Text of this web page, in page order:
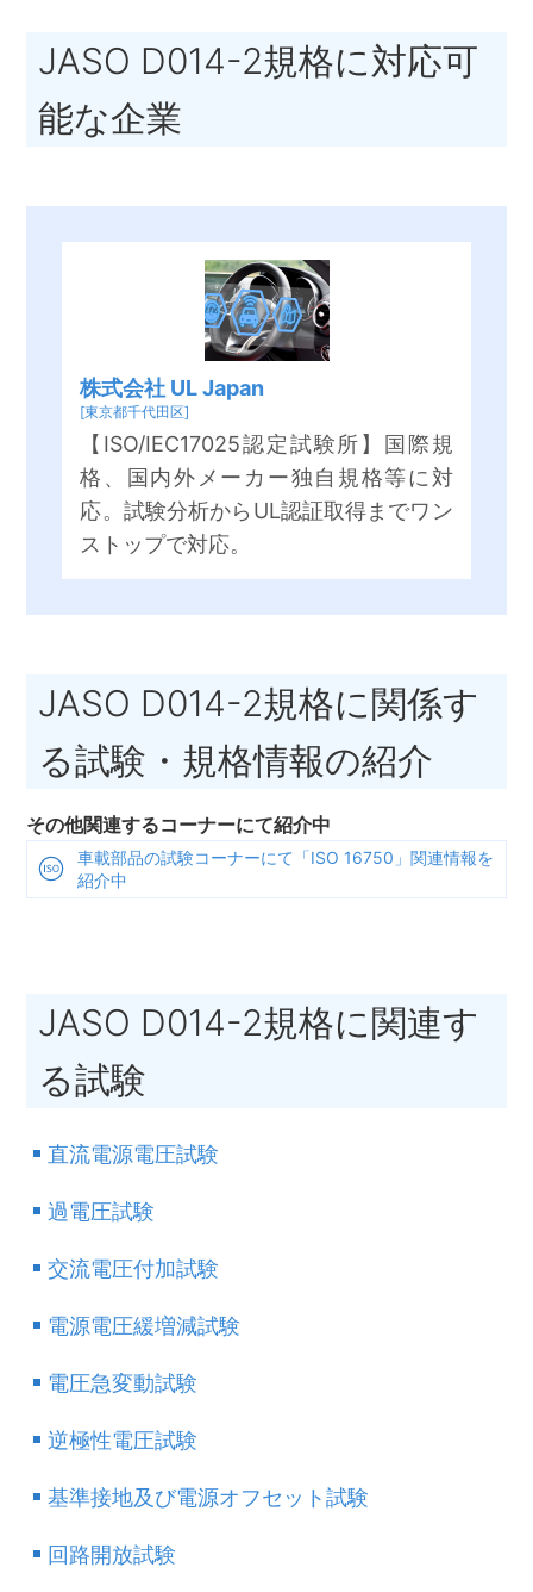
JASO D014-2規格に対応可
能な企業
株式会社 UL Japan
[東京都千代田区]
【ISO/IEC17025認定試験所】国際規
格、国内外メーカー独自規格等に対
応。試験分析からUL認証取得までワン
ストップで対応。
JASO D014-2規格に関係す
る試験・規格情報の紹介
その他関連するコーナーにて紹介中
車載部品の試験コーナーにて「ISO 16750」関連情報を
紹介中
JASO D014-2規格に関連す
る試験
直流電源電圧試験
過電圧試験
交流電圧付加試験
電源電圧緩増減試験
電圧急変動試験
逆極性電圧試験
基準接地及び電源オフセット試験
回路開放試験